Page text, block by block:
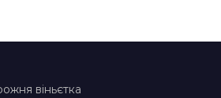
віньєтка